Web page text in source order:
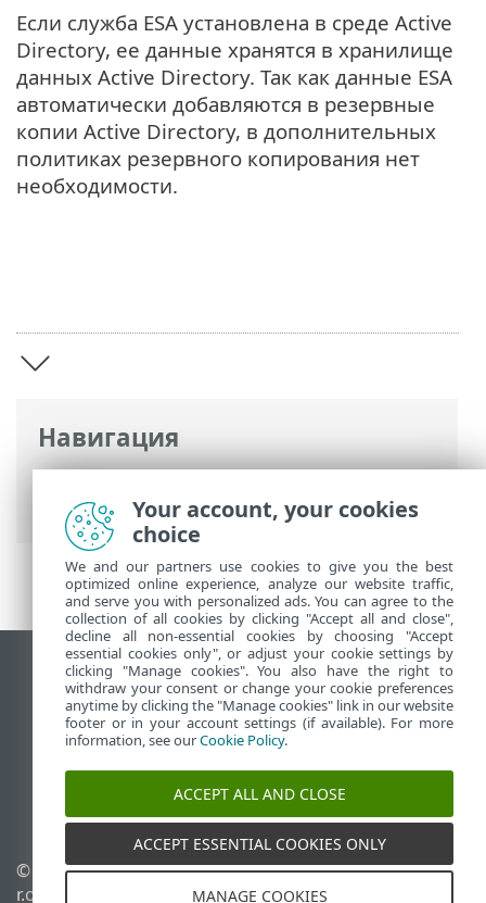
Навигация
Authentication On-Prem>Обзор
Если служба ESA установлена в среде Active
Directory, ее данные хранятся в хранилище
данных Active Directory. Так как данные ESA
автоматически добавляются в резервные
копии Active Directory, в дополнительных
политиках резервного копирования нет
необходимости.
Использовать сайт для ПК
End of Life
База знаний ESET
ESET Status Portal
Региональная поддержка
© 1992 - 2026 ESET, spol. s
r.o. - Все права защищены.
Управлять файлами
Your account, your cookies
choice
We and our partners use cookies to give you the best
optimized online experience, analyze our website traffic,
and serve you with personalized ads. You can agree to the
collection of all cookies by clicking "Accept all and close",
decline all non-essential cookies by choosing "Accept
essential cookies only", or adjust your cookie settings by
clicking "Manage cookies". You also have the right to
withdraw your consent or change your cookie preferences
anytime by clicking the "Manage cookies" link in our website
footer or in your account settings (if available). For more
information, see ourCookie Policy.
ACCEPT ALL AND CLOSE
ACCEPT ESSENTIAL COOKIES ONLY
MANAGE COOKIES